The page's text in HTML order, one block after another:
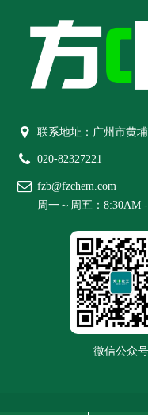
联系地址：广州市黄
020-82327221
fzb@fzchem.com
周一～周五：8:30AM
微信公众号